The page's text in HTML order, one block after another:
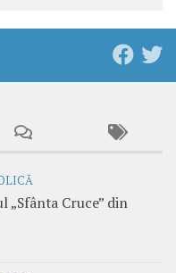
„Sfânta Cruce” din